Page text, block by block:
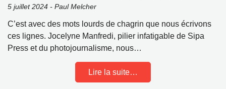
5 juillet 2024 - Paul Melcher
C’est avec des mots lourds de chagrin que nous écrivons
ces lignes. Jocelyne Manfredi, pilier infatigable de Sipa
Press et du photojournalisme, nous…
Lire la suite…